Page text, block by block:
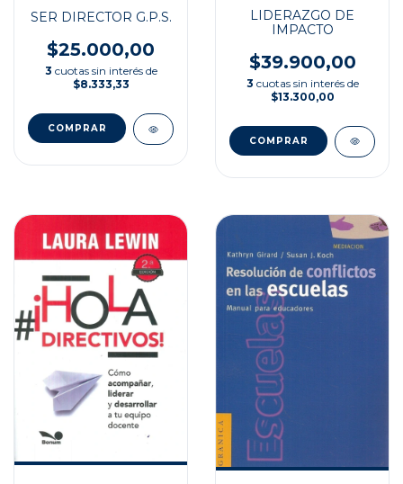
SER DIRECTOR G.P.S.
$25.000,00
3 cuotas sin interés de
$8.333,33
LIDERAZGO DE
IMPACTO
$39.900,00
3 cuotas sin interés de
$13.300,00